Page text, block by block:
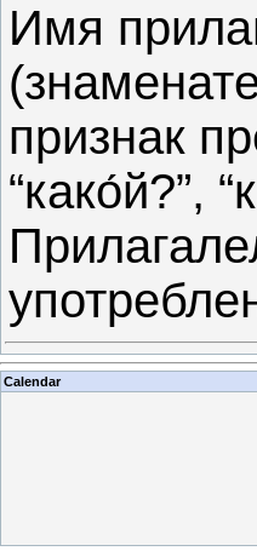
Имя
признак
“како́й?”,
Calendar